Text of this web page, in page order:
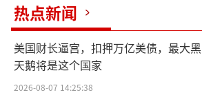
热点新闻
美国财长逼宫，扣押万亿美债，最大黑
天鹅将是这个国家
2026-08-07 14:25:38